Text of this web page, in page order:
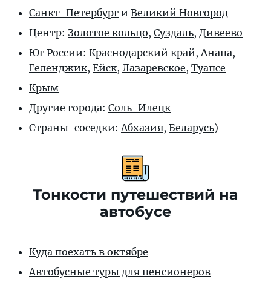
Санкт-Петербург и Великий Новгород
Центр: Золотое кольцо, Суздаль, Дивеево
Юг России: Краснодарский край,Анапа,
Геленджик, Ейск, Лазаревское, Туапсе
Крым
Другие города: Соль-Илецк
Страны-соседки:Абхазия, Беларусь)
Тонкости путешествий на
автобусе
Куда поехать в октябре
Автобусные туры для пенсионеров